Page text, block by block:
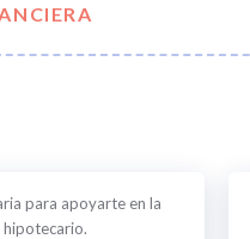
para apoyarte en la